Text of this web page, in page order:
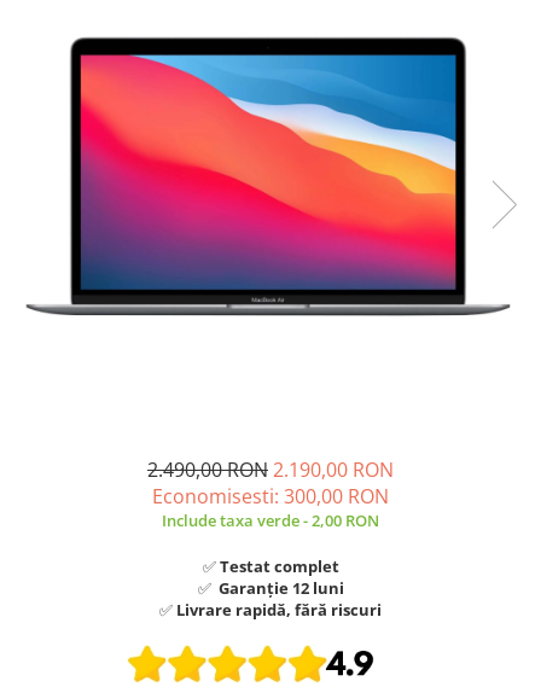
A2251 (Retina 13” 2020)
A2289 (Retina 13” 2020)
A2338 (M1/M2 13” 2020-2022)
A2442 (M1 14” 2021)
A2485 (M1 16” 2021)
A2779 (M2 14” 2023)
A2918 (M3 14” 2023)
A2992 (M3 14” 2023)
Top Piese Mac
Baterii MacBook
A1369 (13” 2010-2011)
A1466 (13” 2012-2017)
A1932 (13” 2018-2019)
A2179 (13” 2020)
2.490,00 RON2.190,00 RON
Economisesti: 300,00 RON
Include taxa verde - 2,00 RON
✅Testat complet
✅ Garanție 12 luni
✅ Livrare rapidă, fără riscuri